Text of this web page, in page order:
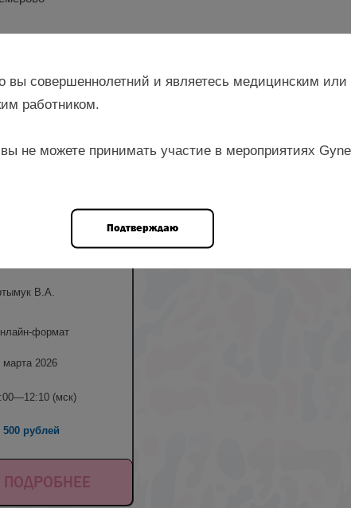
В.А.
формат
марта 2026
(мск)
500 рублей
ПОДРОБНЕЕ
вы совершеннолетний и являетесь медицинским или
работником.
не можете принимать участие в мероприятиях
Подтверждаю